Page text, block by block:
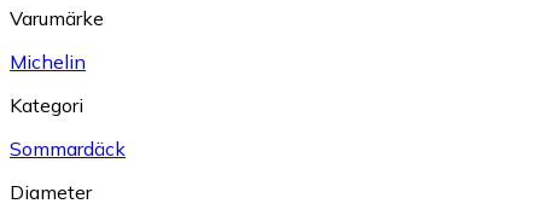
Varumärke
Michelin
Kategori
Sommardäck
Diameter